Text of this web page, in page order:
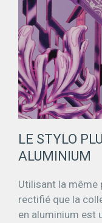
LE STYLO
ALUMINIUM
Utilisant la même
rectifié que la
en aluminium est